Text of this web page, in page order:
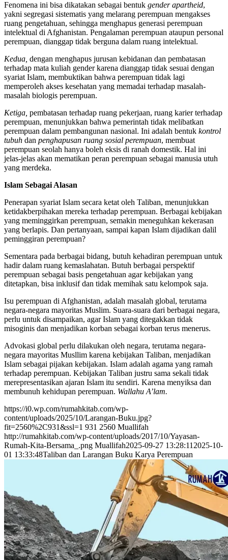
Fenomena ini bisa dikatakan sebagai bentuk gender apartheid,
yakni segregasi sistematis yang melarang perempuan mengakses
ruang pengetahuan, sehingga menghapus generasi perempuan
intelektual di Afghanistan. Pengalaman perempuan ataupun personal
perempuan, dianggap tidak berguna dalam ruang intelektual.
Kedua, dengan menghapus jurusan kebidanan dan pembatasan
terhadap mata kuliah gender karena dianggap tidak sesuai dengan
syariat Islam, membuktikan bahwa perempuan tidak lagi
memperoleh akses kesehatan yang memadai terhadap masalah-
masalah biologis perempuan.
Ketiga, pembatasan terhadap ruang pekerjaan, ruang karier terhadap
perempuan, menunjukkan bahwa pemerintah tidak melibatkan
perempuan dalam pembangunan nasional. Ini adalah bentuk kontrol
tubuh dan penghapusan ruang sosial perempuan, membuat
perempuan seolah hanya boleh eksis di ranah domestik. Hal ini
jelas-jelas akan mematikan peran perempuan sebagai manusia utuh
yang merdeka.
Islam Sebagai Alasan
Penerapan syariat Islam secara ketat oleh Taliban, menunjukkan
ketidakberpihakan mereka terhadap perempuan. Berbagai kebijakan
yang meminggirkan perempuan, semakin meneguhkan kekerasan
yang berlapis. Dan pertanyaan, sampai kapan Islam dijadikan dalil
peminggiran perempuan?
Sementara pada berbagai bidang, butuh kehadiran perempuan untuk
hadir dalam ruang kemaslahatan. Butuh berbagai perspektif
perempuan sebagai basis pengetahuan agar kebijakan yang
ditetapkan, bisa inklusif dan tidak memihak satu kelompok saja.
Isu perempuan di Afghanistan, adalah masalah global, terutama
negara-negara mayoritas Muslim. Suara-suara dari berbagai negara,
perlu untuk disampaikan, agar Islam yang ditegakkan tidak
misoginis dan menjadikan korban sebagai korban terus menerus.
Advokasi global perlu dilakukan oleh negara, terutama negara-
negara mayoritas Musllim karena kebijakan Taliban, menjadikan
Islam sebagai pijakan kebijakan. Islam adalah agama yang ramah
terhadap perempuan. Kebijakan Taliban justru sama sekali tidak
merepresentasikan ajaran Islam itu sendiri. Karena menyiksa dan
membunuh kehidupan perempuan. Wallahu A’lam.
https://i0.wp.com/rumahkitab.com/wp-
content/uploads/2025/10/Larangan-Buku.jpg?
fit=2560%2C931&ssl=1 931 2560 Muallifah
http://rumahkitab.com/wp-content/uploads/2017/10/Yayasan-
Rumah-Kita-Bersama_.png Muallifah2025-09-27 13:28:11 2025-10-
01 13:33:48Taliban dan Larangan Buku Karya Perempuan